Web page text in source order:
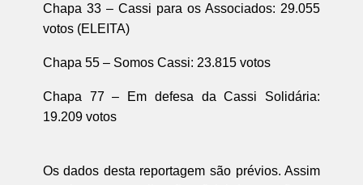
Chapa 33 – Cassi para os Associados: 29.055
votos (ELEITA)
Chapa 55 – Somos Cassi: 23.815 votos
Chapa 77 – Em defesa da Cassi Solidária:
19.209 votos
Os dados desta reportagem são prévios. Assim